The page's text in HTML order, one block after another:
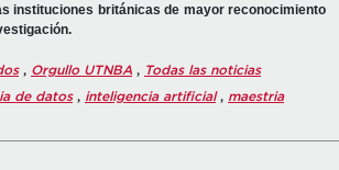
instituciones británicas de mayor reconocimiento
, Orgullo UTNBA , Todas las noticias
de datos, inteligencia artificial, maestria